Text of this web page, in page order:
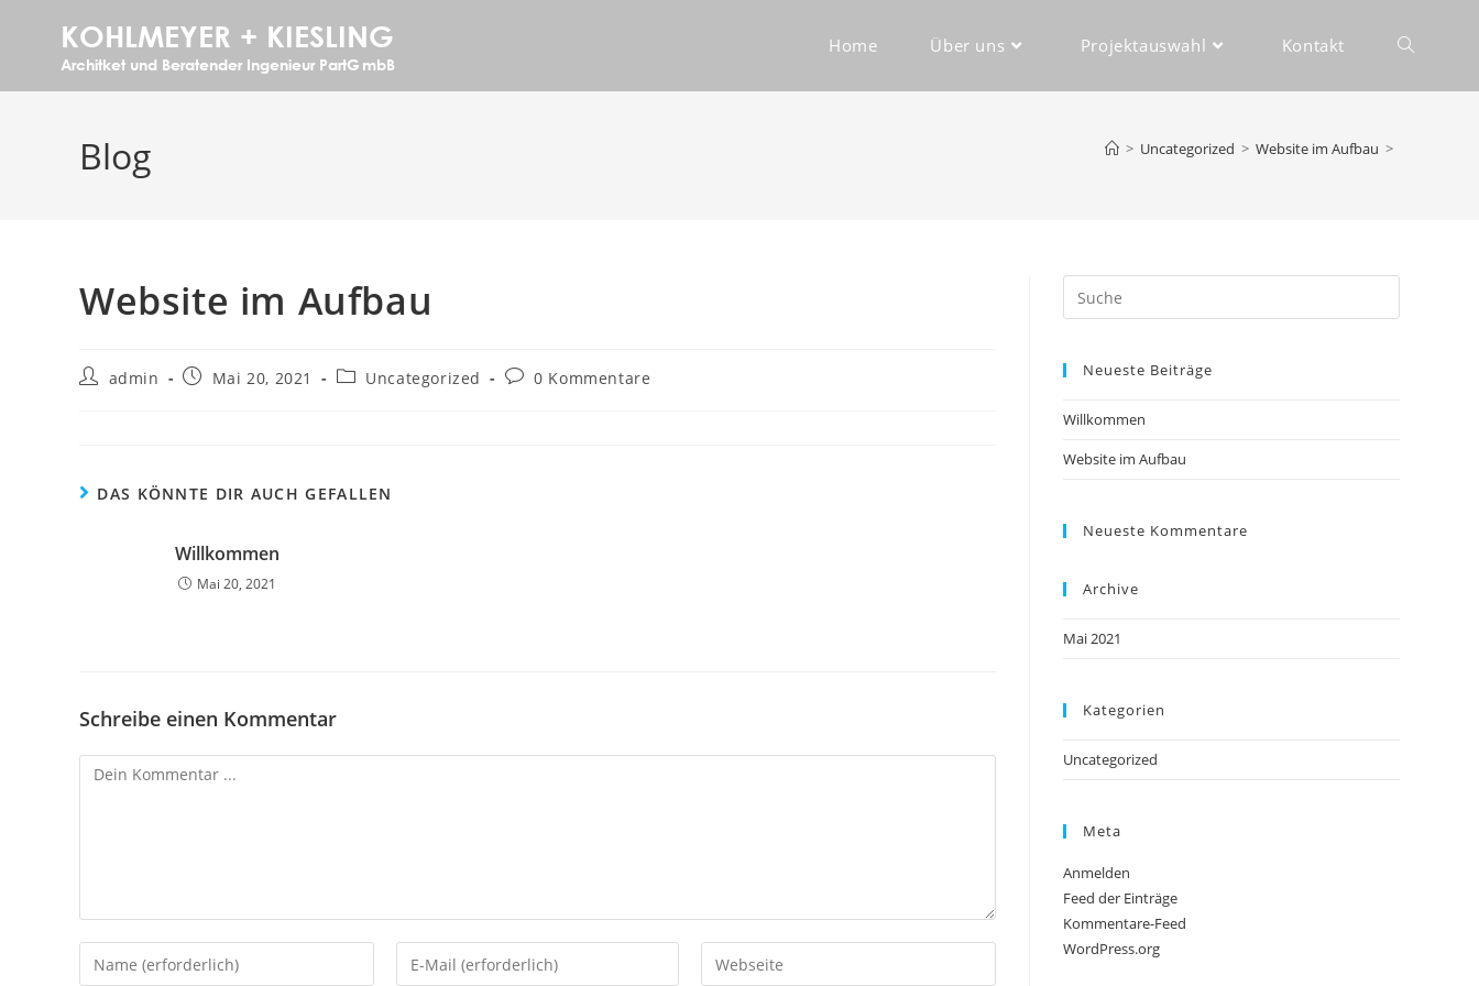
Home Über uns Projektauswahl Kontakt
Blog > Uncategorized > Website im Aufbau >
Website im Aufbau
admin Mai 20, 2021 Uncategorized 0 Kommentare
DAS KÖNNTE DIR AUCH GEFALLEN
Willkommen
Mai 20, 2021
Schreibe einen Kommentar
Neueste Beiträge
Willkommen
Website im Aufbau
Neueste Kommentare
Archive
Mai 2021
Kategorien
Uncategorized
Meta
Anmelden
Feed der Einträge
Kommentare-Feed
WordPress.org